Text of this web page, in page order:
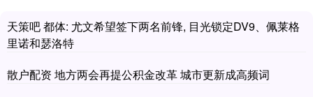
天策吧 都体: 尤文希望签下两名前锋, 目光锁定DV9、佩莱格
里诺和瑟洛特
散户配资 地方两会再提公积金改革 城市更新成高频词